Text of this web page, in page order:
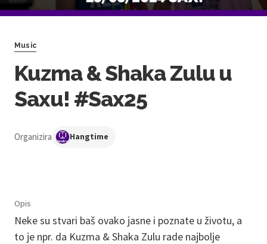
Music
Kuzma & Shaka Zulu u
Saxu! #Sax25
Organizira Hangtime
Opis
Neke su stvari baš ovako jasne i poznate u životu, a
to je npr. da Kuzma & Shaka Zulu rade najbolje